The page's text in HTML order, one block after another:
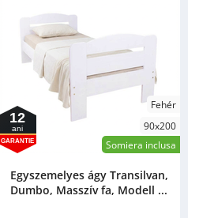
Fehér
90x200
Somiera inclusa
12
ani
GARANTIE
Egyszemelyes ágy Transilvan,
Dumbo, Masszív fa, Modell ...